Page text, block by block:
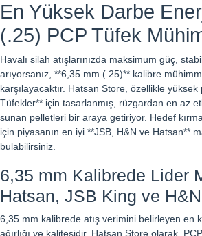
En Yüksek Darbe
(.25) PCP Tüfek
Havalı silah atışlarınızda maksimum güç,
arıyorsanız, **6,35 mm (.25)** kalibre
karşılayacaktır. Hatsan Store, özellikle yüksek
Tüfekler** için tasarlanmış, rüzgardan en az
sunan pelletleri bir araya getiriyor. Hedef
için piyasanın en iyi **JSB, H&N ve Hatsan**
bulabilirsiniz.
6,35 mm Kalibrede Lider
Hatsan, JSB King ve H&N
6,35 mm kalibrede atış verimini belirleyen en
ağırlığı ve kalitesidir. Hatsan Store olarak,